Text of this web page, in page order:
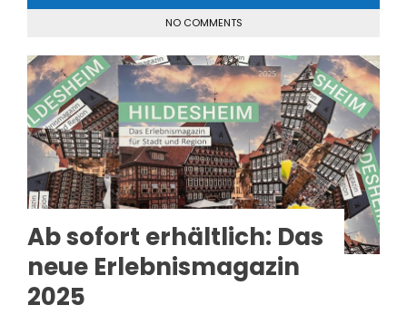
NO COMMENTS
Ab sofort erhältlich: Das
neue Erlebnismagazin
2025